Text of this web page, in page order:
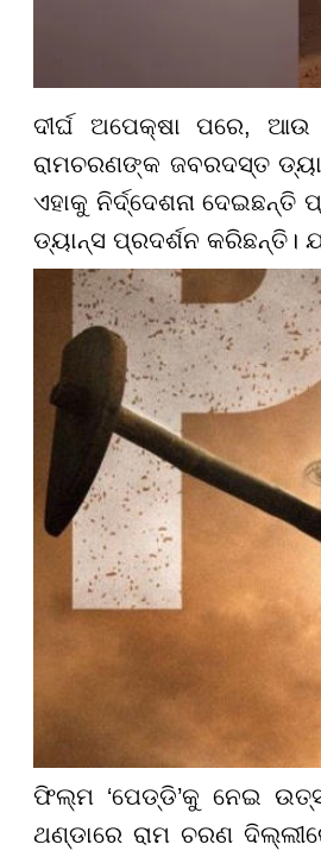
ଦୀର୍ଘ ଅପେକ୍ଷା ପରେ,
ରାମଚରଣଙ୍କ ଜବରଦସ୍ତ
ଏହାକୁ ନିର୍ଦ୍ଦେଶନା
ଡ୍ୟାନ୍ସ ପ୍ରଦର୍ଶନ କରିଛନ୍ତି।
ଫିଲ୍ମ ‘ପେଡ୍ଡି’କୁ ନେଇ
ଥଣ୍ଡାରେ ରାମ ଚରଣ